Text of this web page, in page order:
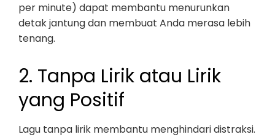
per minute) dapat membantu menurunkan
detak jantung dan membuat Anda merasa lebih
tenang.
2. Tanpa Lirik atau Lirik
yang Positif
Lagu tanpa lirik membantu menghindari distraksi.